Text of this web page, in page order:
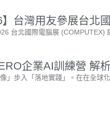
】台灣用友參展台北
台北國際電腦展
企業AI訓練營 解
」步入「落地實踐」。在在全